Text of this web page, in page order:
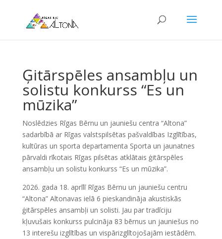
Ģitārspēles ansambļu un
solistu konkurss “Es un
mūzika”
Noslēdzies Rīgas Bērnu un jauniešu centra “Altona”
sadarbībā ar Rīgas valstspilsētas pašvaldības Izglītības,
kultūras un sporta departamenta Sporta un jaunatnes
pārvaldi rīkotais Rīgas pilsētas atklātais ģitārspēles
ansambļu un solistu konkurss “Es un mūzika”.
2026. gada 18. aprīlī Rīgas Bērnu un jauniešu centru
“Altona” Altonavas ielā 6 pieskandināja akustiskās
ģitārspēles ansambļi un solisti. Jau par tradīciju
kļuvušais konkurss pulcināja 83 bērnus un jauniešus no
13 interešu izglītības un vispārizglītojošajām iestādēm.